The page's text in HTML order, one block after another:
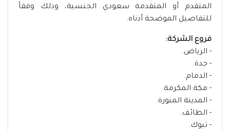
المتقدم أو المتقدمة سعودي الجنسية، وذلك وفقاً
للتفاصيل الموضحة أدناه.
فروع الشركة:
- الرياض.
- جدة.
- الدمام.
- مكة المكرمة.
- المدينة المنورة.
- الطائف.
- تبوك.